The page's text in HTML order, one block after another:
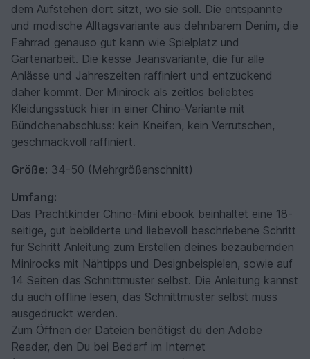
dem Aufstehen dort sitzt, wo sie soll. Die entspannte
und modische Alltagsvariante aus dehnbarem Denim, die
Fahrrad genauso gut kann wie Spielplatz und
Gartenarbeit. Die kesse Jeansvariante, die für alle
Anlässe und Jahreszeiten raffiniert und entzückend
daher kommt. Der Minirock als zeitlos beliebtes
Kleidungsstück hier in einer Chino-Variante mit
Bündchenabschluss: kein Kneifen, kein Verrutschen,
geschmackvoll raffiniert.
Größe: 34-50 (Mehrgrößenschnitt)
Umfang:
Das Prachtkinder Chino-Mini ebook beinhaltet eine 18-
seitige, gut bebilderte und liebevoll beschriebene Schritt
für Schritt Anleitung zum Erstellen deines bezaubernden
Minirocks mit Nähtipps und Designbeispielen, sowie auf
14 Seiten das Schnittmuster selbst. Die Anleitung kannst
du auch offline lesen, das Schnittmuster selbst muss
ausgedruckt werden.
Zum Öffnen der Dateien benötigst du den Adobe
Reader, den Du bei Bedarf im Internet